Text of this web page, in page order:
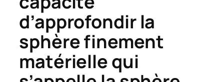
d’approfondir la
sphère finement
matérielle qui